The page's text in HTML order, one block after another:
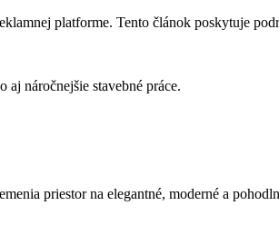
platforme. Tento článok poskytuje
priestor na elegantné, moderné a